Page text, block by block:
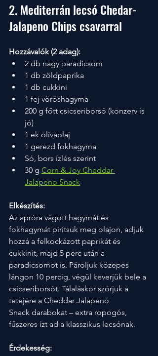
2. Mediterrán lecsó Chedar-
Jalapeno Chips csavarral
Hozzávalók (2 adag):
2 db nagy paradicsom
1 db zöldpaprika
1 db cukkini
1 fej vöröshagyma
200 g főtt csicseriborsó (konzerv is
jó)
1 ek olívaolaj
1 gerezd fokhagyma
Só, bors ízlés szerint
30 g Corn & Joy Cheddar
Jalapeno Snack
Elkészítés:
Az apróra vágott hagymát és
fokhagymát pirítsuk meg olajon, adjuk
hozzá a felkockázott paprikát és
cukkinit, majd 5 perc után a
paradicsomot is. Pároljuk közepes
lángon 10 percig, végül keverjük bele a
csicseriborsót. Tálaláskor szórjuk a
tetejére a Cheddar Jalapeno
Snack darabokat – extra ropogós,
fűszeres ízt ad a klasszikus lecsónak.
Érdekesség: